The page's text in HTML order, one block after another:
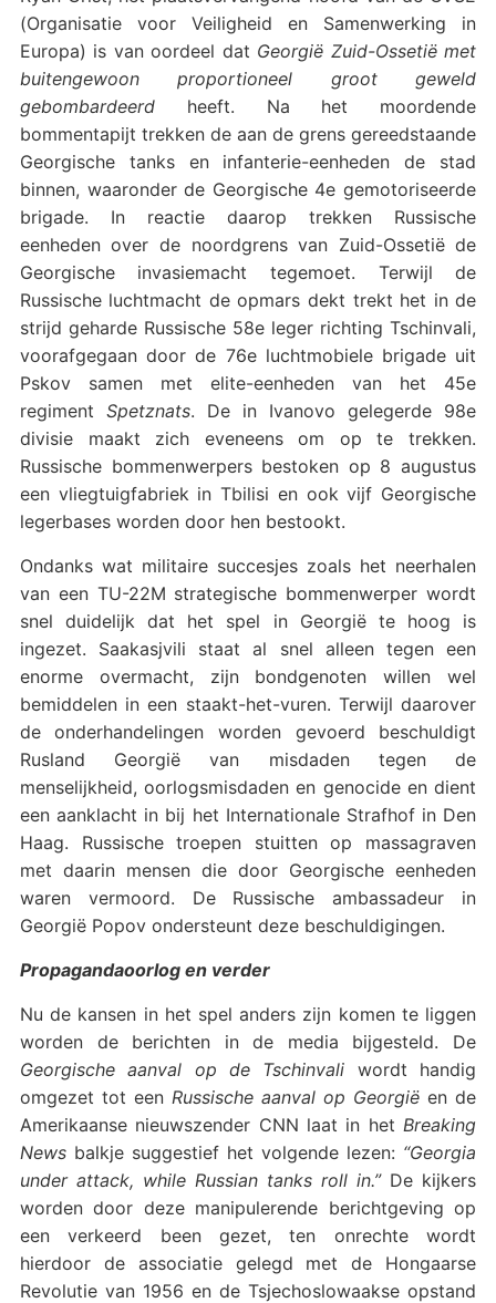
(Organisatie voor Veiligheid en Samenwerking in
Europa) is van oordeel dat Georgië Zuid-Ossetië met
buitengewoon proportioneel groot geweld
gebombardeerdheeft. Na het moordende
bommentapijt trekken de aan de grens gereedstaande
Georgische tanks en infanterie-eenheden de stad
binnen, waaronder de Georgische 4e gemotoriseerde
brigade. In reactie daarop trekken Russische
eenheden over de noordgrens van Zuid-Ossetië de
Georgische invasiemacht tegemoet. Terwijl de
Russische luchtmacht de opmars dekt trekt het in de
strijd geharde Russische 58e leger richting Tschinvali,
voorafgegaan door de 76e luchtmobiele brigade uit
Pskov samen met elite-eenheden van het 45e
regiment Spetznats. De in Ivanovo gelegerde 98e
divisie maakt zich eveneens om op te trekken.
Russische bommenwerpers bestoken op 8 augustus
een vliegtuigfabriek in Tbilisi en ook vijf Georgische
legerbases worden door hen bestookt.
Ondanks wat militaire succesjes zoals het neerhalen
van een TU-22M strategische bommenwerper wordt
snel duidelijk dat het spel in Georgië te hoog is
ingezet. Saakasjvili staat al snel alleen tegen een
enorme overmacht, zijn bondgenoten willen wel
bemiddelen in een staakt-het-vuren. Terwijl daarover
de onderhandelingen worden gevoerd beschuldigt
Rusland Georgië van misdaden tegen de
menselijkheid, oorlogsmisdaden en genocide en dient
een aanklacht in bij het Internationale Strafhof in Den
Haag. Russische troepen stuitten op massagraven
met daarin mensen die door Georgische eenheden
waren vermoord. De Russische ambassadeur in
Georgië Popov ondersteunt deze beschuldigingen.
Propagandaoorlog en verder
Nu de kansen in het spel anders zijn komen te liggen
worden de berichten in de media bijgesteld. De
Georgische aanval op de Tschinvali wordt handig
omgezet tot een Russische aanval op Georgië en de
Amerikaanse nieuwszender CNN laat in het Breaking
Newsbalkje suggestief het volgende lezen: “Georgia
under attack, while Russian tanks roll in.”De kijkers
worden door deze manipulerende berichtgeving op
een verkeerd been gezet, ten onrechte wordt
hierdoor de associatie gelegd met de Hongaarse
Revolutie van 1956 en de Tsjechoslowaakse opstand